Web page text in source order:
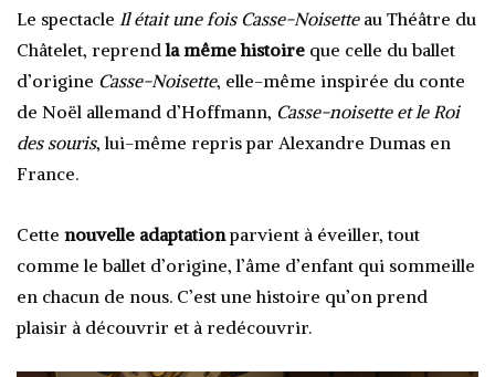
Le spectacle Il était une fois Casse-Noisetteau Théâtre du
Châtelet, reprendla même histoire que celle du ballet
d’origine Casse-Noisette, elle-même inspirée du conte
de Noël allemand d’Hoffmann, Casse-noisette et le Roi
des souris, lui-même repris par Alexandre Dumas en
France.
Cette nouvelle adaptationparvient à éveiller, tout
comme le ballet d’origine, l’âme d’enfant qui sommeille
en chacun de nous. C’est une histoire qu’on prend
plaisir à découvrir et à redécouvrir.